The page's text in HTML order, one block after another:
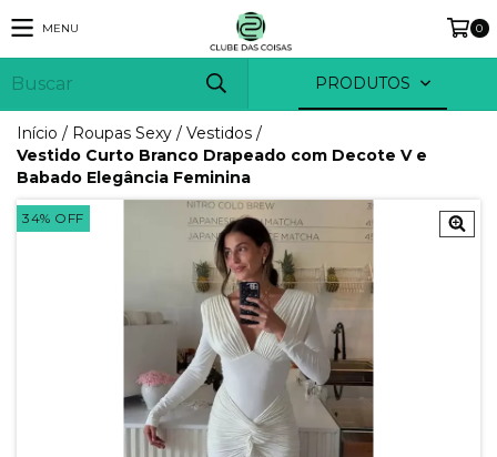
MENU 0
PRODUTOS
Início / Roupas Sexy / Vestidos /
Vestido Curto Branco Drapeado com Decote V e
Babado Elegância Feminina
34% OFF